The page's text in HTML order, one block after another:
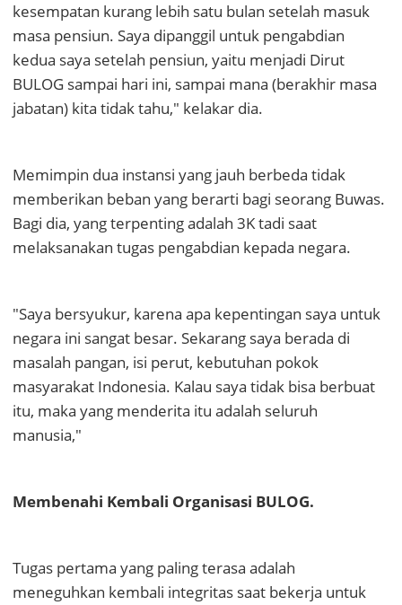
kesempatan kurang lebih satu bulan setelah masuk
masa pensiun. Saya dipanggil untuk pengabdian
kedua saya setelah pensiun, yaitu menjadi Dirut
BULOG sampai hari ini, sampai mana (berakhir masa
jabatan) kita tidak tahu," kelakar dia.
Memimpin dua instansi yang jauh berbeda tidak
memberikan beban yang berarti bagi seorang Buwas.
Bagi dia, yang terpenting adalah 3K tadi saat
melaksanakan tugas pengabdian kepada negara.
"Saya bersyukur, karena apa kepentingan saya untuk
negara ini sangat besar. Sekarang saya berada di
masalah pangan, isi perut, kebutuhan pokok
masyarakat Indonesia. Kalau saya tidak bisa berbuat
itu, maka yang menderita itu adalah seluruh
manusia,"
Membenahi Kembali Organisasi BULOG.
Tugas pertama yang paling terasa adalah
meneguhkan kembali integritas saat bekerja untuk